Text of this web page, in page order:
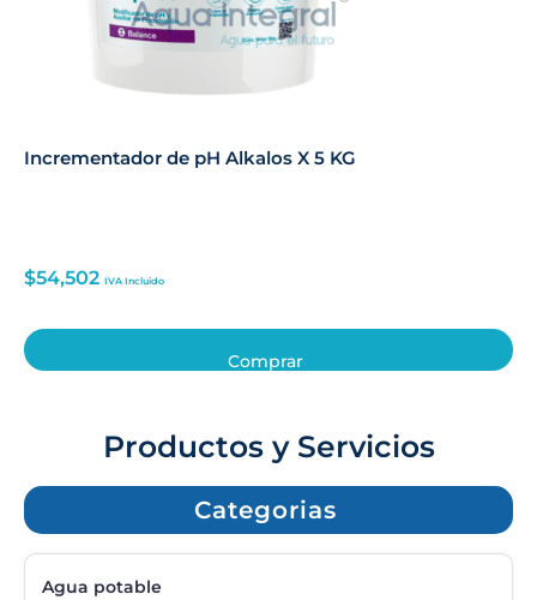
Incrementador de pH Alkalos X 5 KG
$54,502 IVA Incluido
Comprar
Productos y Servicios
Categorias
Agua potable